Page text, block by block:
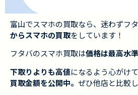
富山でスマホの買取なら、迷わずフタ
からスマホの買取をしています！
フタバのスマホ買取は価格は最高水準
下取りよりも高値になるよう心がけて
買取金額を公開中。 ぜひ他店と比較